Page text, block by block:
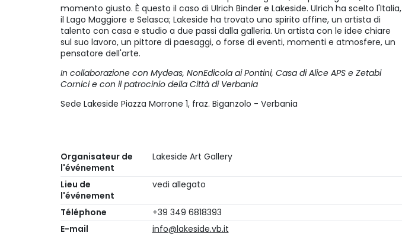
momento giusto. È questo il caso di Ulrich Binder e Lakeside. Ulrich ha scelto l'Italia,
il Lago Maggiore e Selasca; Lakeside ha trovato uno spirito affine, un artista di
talento con casa e studio a due passi dalla galleria. Un artista con le idee chiare
sul suo lavoro, un pittore di paesaggi, o forse di eventi, momenti e atmosfere, un
pensatore dell'arte.
In collaborazione con Mydeas, NonEdicola ai Pontini, Casa di Alice APS e Zetabi
Cornici e con il patrocinio della Città di Verbania
Sede Lakeside Piazza Morrone 1, fraz. Biganzolo - Verbania
Organisateur de
l'événement
Lakeside Art Gallery
Lieu de
l'événement
vedi allegato
Téléphone
+39 349 6818393
E-mail
info@lakeside.vb.it